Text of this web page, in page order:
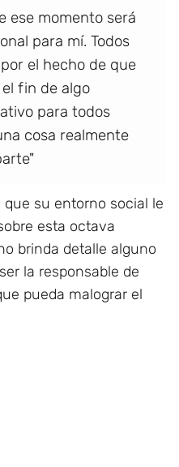
ese momento será
para mí. Todos
el hecho de que
fin de algo
para todos
cosa realmente
su entorno social le
esta octava
brinda detalle alguno
la responsable de
pueda malograr el